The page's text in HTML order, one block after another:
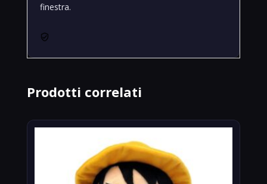
finestra.
Prodotti correlati